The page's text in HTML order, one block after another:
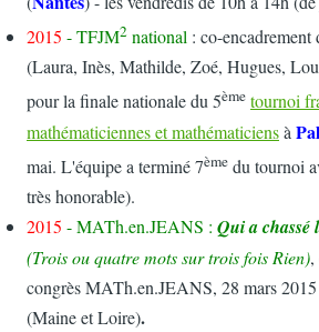
2015 - TFJM2 national : co-encadrement
(Laura, Inès, Mathilde, Zoé, Hugues,
pour la finale nationale du 5ème tournoi
mathématiciennes et mathématiciensà
mai. L'équipe a terminé 7ème du tournoi
très honorable).
2015 -MATh.en.JEANS : Qui a chassé
(Trois ou quatre mots sur trois fois Rien),
congrès MATh.en.JEANS, 28 mars
(Maine et Loire).